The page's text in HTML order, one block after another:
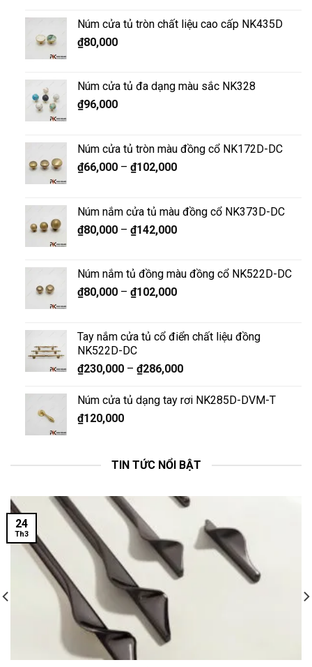
Núm cửa tủ tròn chất liệu cao cấp NK435D
₫80,000
Núm cửa tủ đa dạng màu sắc NK328
₫96,000
Núm cửa tủ tròn màu đồng cổ NK172D-DC
₫66,000– ₫102,000
Núm nắm cửa tủ màu đồng cổ NK373D-DC
₫80,000– ₫142,000
Núm nắm tủ đồng màu đồng cổ NK522D-DC
₫80,000– ₫102,000
Tay nắm cửa tủ cổ điển chất liệu đồng
NK522D-DC
₫230,000– ₫286,000
Núm cửa tủ dạng tay rơi NK285D-DVM-T
₫120,000
TIN TỨC NỔI BẬT
24
Th3